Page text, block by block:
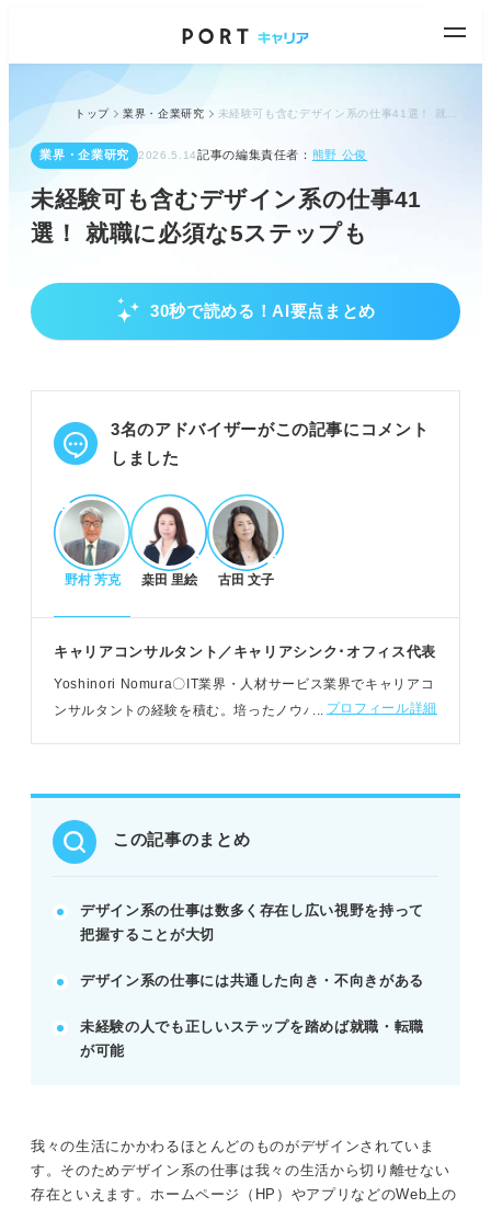
トップ 業界・企業研究
業界・企業研究 2026.5.14記事の編集責任者： 熊野 公俊
未経験可も含むデザイン系の仕事41
選！ 就職に必須な5ステップも
30秒で読める！AI要点まとめ
デザイン系の仕事の全体像と未経験からの道筋
る。
未経験でも基礎学習とポートフォリオで就職可能。
を見つけよう。
デザイン系の仕事への適性とキャリア形成
発想力やヒアリング力、継続学習意欲が重要視され
る。
する。
最新動向を調べ、将来のビジョンを描き企業とマッ
チング。
だと向かない可能性も。
とが最初の一歩
デザイン系の仕事とは？ 前提情報を確認しよ
未経験からでもデザイン系の仕事に就ける？
就活のプロが実態を解説
ジャンル別！ デザイン系の仕事41選＆役に立
と併せてご確認ください。
3名のアドバイザーがこの記事にコメント
しました
野村 芳克 桒田 里絵 古田 文子
キャリアコンサルタント／キャリアシンク･オフィス代表
Yoshinori Nomura〇IT業界・人材サービス業界でキャリアコ
ンサルタントの経験を積む。培ったノウハウをもとに、その
プロフィール詳細
この記事のまとめ
デザイン系の仕事は数多く存在し広い視野を持って
把握することが大切
デザイン系の仕事には共通した向き・不向きがある
未経験の人でも正しいステップを踏めば就職・転職
が可能
我々の生活にかかわるほとんどのものがデザインされていま
す。そのためデザイン系の仕事は我々の生活から切り離せない
存在といえます。ホームページ（HP）やアプリなどのWeb上の